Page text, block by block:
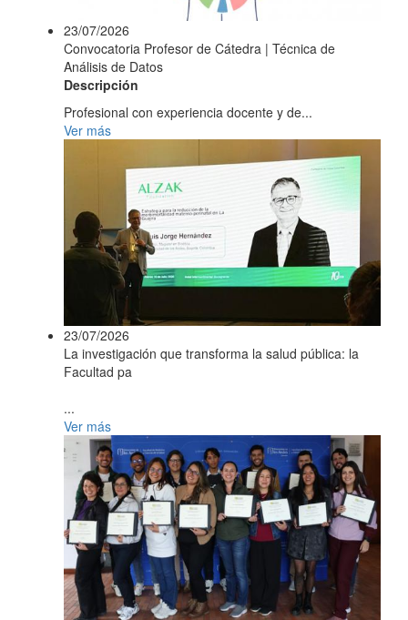
23/07/2026
Convocatoria Profesor de Cátedra | Técnica de
Análisis de Datos
Descripción
Profesional con experiencia docente y de...
Ver más
23/07/2026
La investigación que transforma la salud pública: la
Facultad pa
...
Ver más